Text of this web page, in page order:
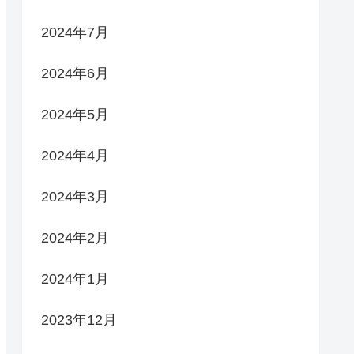
2024年7月
2024年6月
2024年5月
2024年4月
2024年3月
2024年2月
2024年1月
2023年12月